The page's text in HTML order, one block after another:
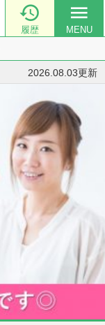

履歴
menu
MENU
2026.08.03更新